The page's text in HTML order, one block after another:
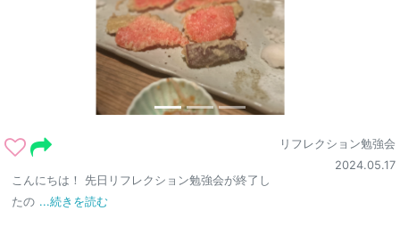
リフレクション勉強会
2024.05.17
こんにちは！ 先日リフレクション勉強会が終了し
たの ...続きを読む